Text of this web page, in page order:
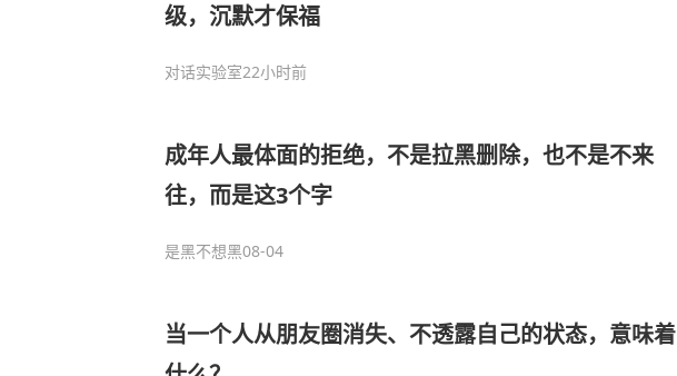
级，沉默才保福
对话实验室22小时前
成年人最体面的拒绝，不是拉黑删除，也不是不来
往，而是这3个字
是黑不想黑08-04
当一个人从朋友圈消失、不透露自己的状态，意味着